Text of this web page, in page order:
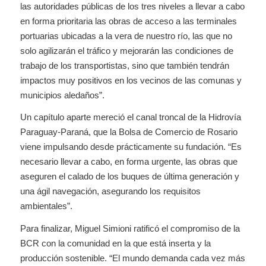
las autoridades públicas de los tres niveles a llevar a cabo
en forma prioritaria las obras de acceso a las terminales
portuarias ubicadas a la vera de nuestro río, las que no
solo agilizarán el tráfico y mejorarán las condiciones de
trabajo de los transportistas, sino que también tendrán
impactos muy positivos en los vecinos de las comunas y
municipios aledaños”.
Un capítulo aparte mereció el canal troncal de la Hidrovía
Paraguay-Paraná, que la Bolsa de Comercio de Rosario
viene impulsando desde prácticamente su fundación. “Es
necesario llevar a cabo, en forma urgente, las obras que
aseguren el calado de los buques de última generación y
una ágil navegación, asegurando los requisitos
ambientales”.
Para finalizar, Miguel Simioni ratificó el compromiso de la
BCR con la comunidad en la que está inserta y la
producción sostenible. “El mundo demanda cada vez más